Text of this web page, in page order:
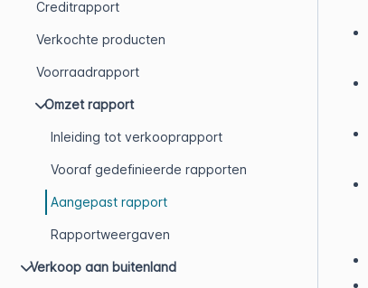
Creditrapport
Verkochte producten
Voorraadrapport
Omzet rapport
Inleiding tot verkooprapport
Vooraf gedefinieerde rapporten
Aangepast rapport
Rapportweergaven
Verkoop aan buitenland